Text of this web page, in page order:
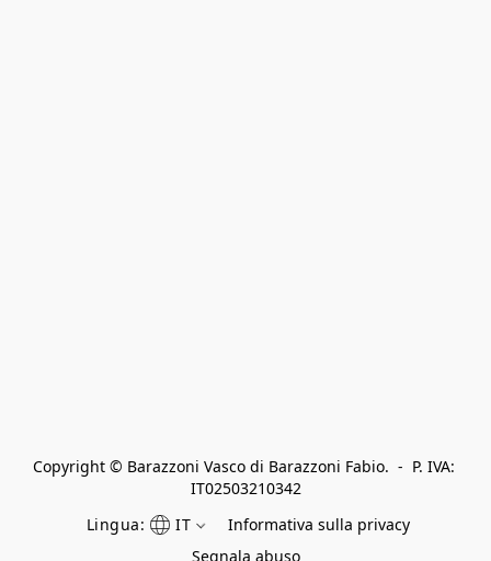
Copyright © Barazzoni Vasco di Barazzoni Fabio.  -  P. IVA:
IT02503210342
Lingua:
IT
Informativa sulla privacy
Segnala abuso